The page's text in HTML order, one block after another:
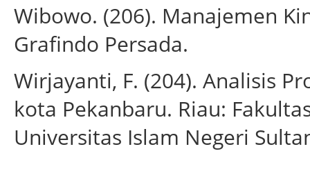
Wibowo. (206). Manajemen
Grafindo Persada.
Wirjayanti, F. (204). Analisis
kota Pekanbaru. Riau:
Universitas Islam Negeri